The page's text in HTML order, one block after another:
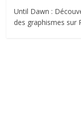
Until Dawn :
des graphismes sur